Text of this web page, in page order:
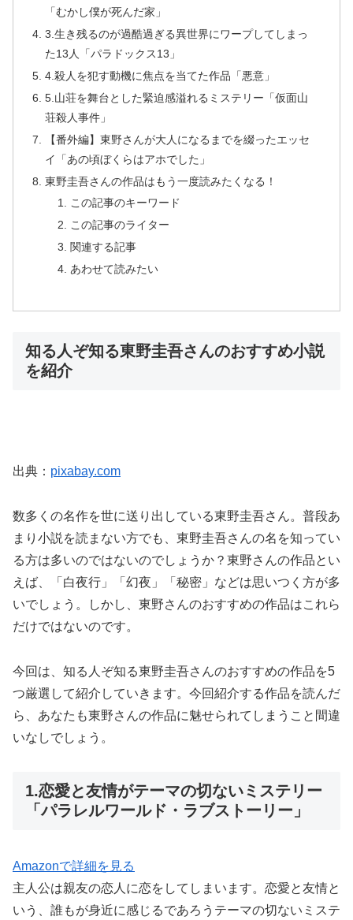
「むかし僕が死んだ家」
3.生き残るのが過酷過ぎる異世界にワープしてしまっ
た13人「パラドックス13」
4.殺人を犯す動機に焦点を当てた作品「悪意」
5.山荘を舞台とした緊迫感溢れるミステリー「仮面山
荘殺人事件」
【番外編】東野さんが大人になるまでを綴ったエッセ
イ「あの頃ぼくらはアホでした」
東野圭吾さんの作品はもう一度読みたくなる！
この記事のキーワード
この記事のライター
関連する記事
あわせて読みたい
知る人ぞ知る東野圭吾さんのおすすめ小説
を紹介
出典： pixabay.com
数多くの名作を世に送り出している東野圭吾さん。普段あ
まり小説を読まない方でも、東野圭吾さんの名を知ってい
る方は多いのではないのでしょうか？東野さんの作品とい
えば、「白夜行」「幻夜」「秘密」などは思いつく方が多
いでしょう。しかし、東野さんのおすすめの作品はこれら
だけではないのです。
今回は、知る人ぞ知る東野圭吾さんのおすすめの作品を5
つ厳選して紹介していきます。今回紹介する作品を読んだ
ら、あなたも東野さんの作品に魅せられてしまうこと間違
いなしでしょう。
1.恋愛と友情がテーマの切ないミステリー
「パラレルワールド・ラブストーリー」
Amazonで詳細を見る
主人公は親友の恋人に恋をしてしまいます。恋愛と友情と
いう、誰もが身近に感じるであろうテーマの切ないミステ